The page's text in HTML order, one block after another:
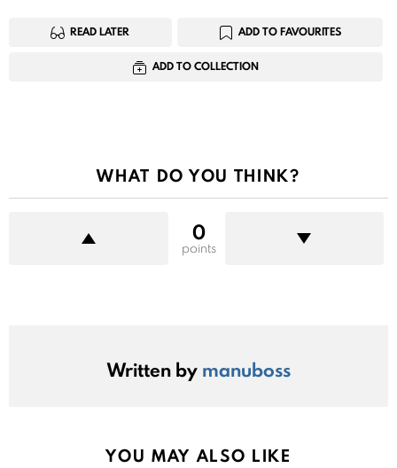
READ LATER ADD TO FAVOURITES
ADD TO COLLECTION
WHAT DO YOU THINK?
0
points
Written by manuboss
YOU MAY ALSO LIKE